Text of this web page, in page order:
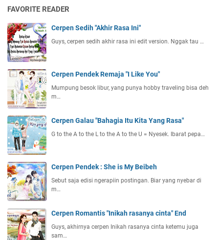
FAVORITE READER
Cerpen Sedih "Akhir Rasa Ini"
Guys, cerpen sedih akhir rasa ini edit version. Nggak tau …
Cerpen Pendek Remaja "I Like You"
Mumpung besok libur, yang punya hobby traveling bisa deh
m…
Cerpen Galau "Bahagia Itu Kita Yang Rasa"
G to the A to the L to the A to the U = Nyesek. Ibarat pepa…
Cerpen Pendek : She is My Beibeh
Sebut saja edisi ngerapiin postingan. Biar yang nyebar di
m…
Cerpen Romantis "Inikah rasanya cinta" End
Guys, akhirnya cerpen Inikah rasanya cinta ketemu juga
sam…